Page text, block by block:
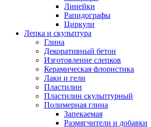
Линейки
Рапидографы
Циркули
Лепка и скульптура
Глина
Декоративный бетон
Изготовление слепков
Керамическая флористика
Лаки и гели
Пластилин
Пластилин скульптурный
Полимерная глина
Запекаемая
Размягчители и добавки